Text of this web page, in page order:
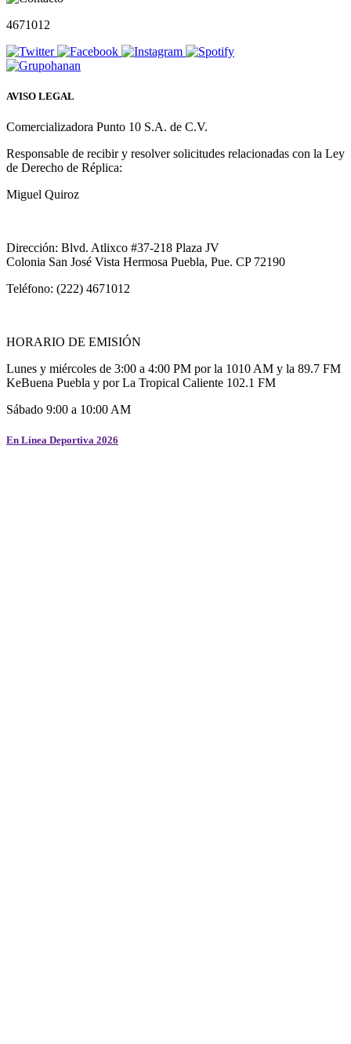
4671012
AVISO LEGAL
Comercializadora Punto 10 S.A. de C.V.
Responsable de recibir y resolver solicitudes relacionadas con la Ley
de Derecho de Réplica:
Miguel Quiroz
Dirección: Blvd. Atlixco #37-218 Plaza JV
Colonia San José Vista Hermosa Puebla, Pue. CP 72190
Teléfono: (222) 4671012
HORARIO DE EMISIÓN
Lunes y miércoles de 3:00 a 4:00 PM por la 1010 AM y la 89.7 FM
KeBuena Puebla y por La Tropical Caliente 102.1 FM
Sábado 9:00 a 10:00 AM
En Línea Deportiva 2026